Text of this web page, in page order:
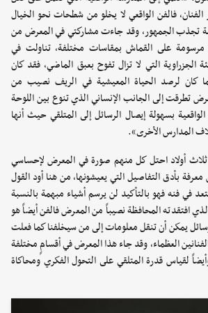
فالفن الواقعي لا يخلو من شطحات نحو الخيال
تجذب الجمهور، وقد جاءت مشاركتي في المعرض من
على القماش بمقاسات مختلفة، تناولت في
الجزراوية التي لا تزال تفوح بعبق الماضي، فقد كان
كان لرصد الحياة المعيشية في الريف نصيب من
تطرقت إلى الجانب الإنساني الذي تنوع بين اللوحة
الواقعية بسهولة إيصال الرسائل إلى المتلقي حيث أنها
المدارس الأخرى».
أولاد احتل كل منهم صورة في المعرض لإحساسي
معرفة بأدق التفاصيل التي يعيشونها، من هنا أود القول
في فنه فهو بالتأكيد لن يرسم أشياء مبهمة بالنسبة
افتقدته المحافظة نصيباً من المعرض فالفن أيضاً هو
يمكن أن تنقل معلومات إلى من سيخلفنا كما فعلت
العظماء، وقد جاء هذا المعرض في أقسامٍ مختلفة
لقياس قدرة المتلقي على التحول الفكري ومحاكاة